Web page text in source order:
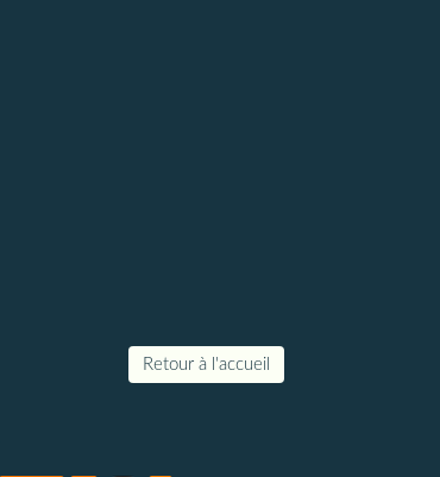
Retour à l'accueil